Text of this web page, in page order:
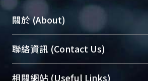
關於 (About)
臺大位居世界頂尖大學之列，為
展現本校豐碩的研究成果及學術
機構典藏（NTUR）與學術庫（AH
聯絡資訊 (Contact Us)
總館學科館員(Main Library)
相關網站 (Useful Links)